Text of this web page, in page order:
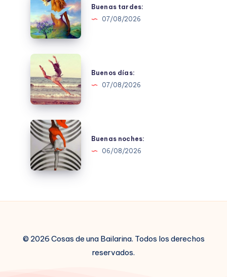
tardes:
Buenas tardes:
07/08/2026
Buenos
días:
Buenos días:
07/08/2026
Buenas
noches:
Buenas noches:
06/08/2026
© 2026 Cosas de una Bailarina. Todos los derechos
reservados.